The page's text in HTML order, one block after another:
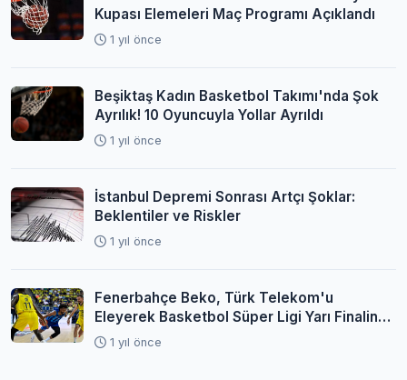
Kupası Elemeleri Maç Programı Açıklandı
1 yıl önce
Beşiktaş Kadın Basketbol Takımı'nda Şok
Ayrılık! 10 Oyuncuyla Yollar Ayrıldı
1 yıl önce
İstanbul Depremi Sonrası Artçı Şoklar:
Beklentiler ve Riskler
1 yıl önce
Fenerbahçe Beko, Türk Telekom'u
Eleyerek Basketbol Süper Ligi Yarı Finaline
Yükseldi
1 yıl önce